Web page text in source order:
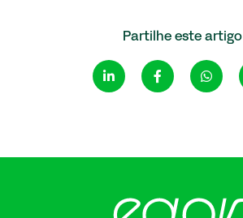
Partilhe este artigo